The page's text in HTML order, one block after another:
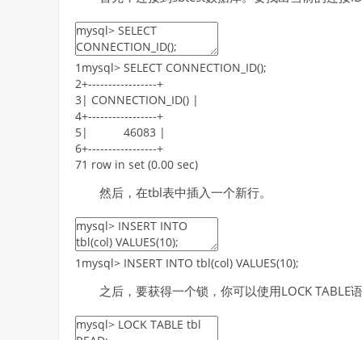
1
2
3
4
5
6
7
mysql> SELECT CONNECTION_ID();
+-----------------+
| CONNECTION_ID() |
+-----------------+
|
46083 |
+-----------------+
1 row in set (0.00 sec)
然后，在tbl表中插入一个新行。
1 mysql> INSERT INTO tbl(col) VALUES(10);
之后，要获得一个锁，你可以使用LOCK TABLE